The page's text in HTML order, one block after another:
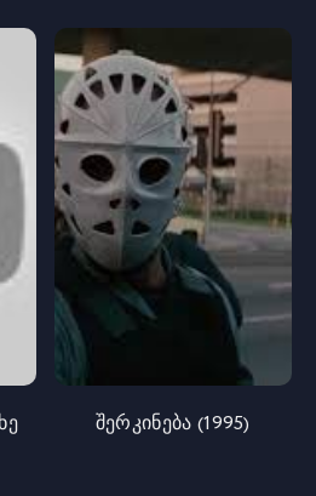
შერკინება (1995)